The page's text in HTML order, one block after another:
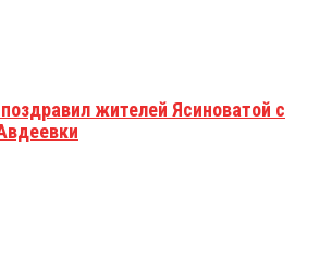
жителей Ясиноватой с